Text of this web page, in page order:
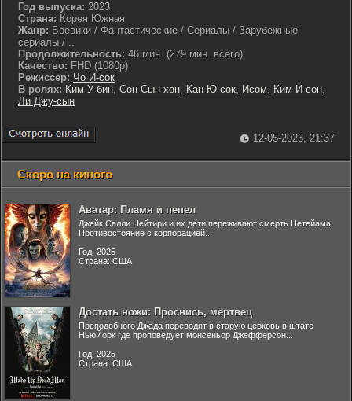
Год выпуска: 2023
Страна: Корея Южная
Жанр: Боевики / Фантастические / Сериалы / Зарубежные
сериалы / ..
Продолжительность: 46 мин. (279 мин. всего)
Качество: FHD (1080p)
Режиссер: Чо И-сок
В ролях: Ким У-бин, Сон Сын-хон, Кан Ю-сок, Исом, Ким И-сон,
Ли Джу-сын
12-05-2023, 21:37
Скоро на киного
Аватар: Пламя и пепел
Джейк Салли Нейтири и их дети переживают смерть Нетейама
Противостояние с корпорацией...
Год: 2025
Страна: США
Достать ножи: Проснись, мертвец
Преподобного Джада переводят в старую церковь в штате
НьюЙорк где проповедует монсеньор Джефферсон...
Год: 2025
Страна: США